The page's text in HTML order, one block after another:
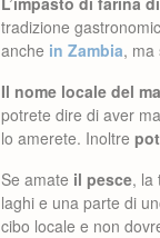
tradizione
anche in Zambia, ma
Il nome locale del
potrete dire di aver
lo amerete. Inoltre
Se amate il pesce, la
laghi e una parte di
cibo locale e non